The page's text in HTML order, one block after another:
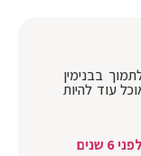
בבנימין
עוד להיות
לפני 6 שנים